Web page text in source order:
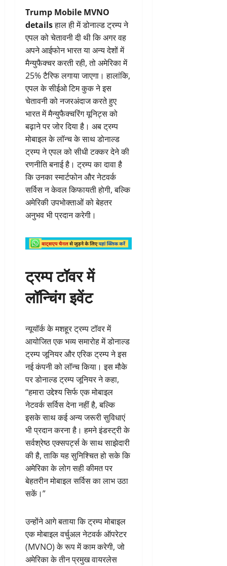
Trump Mobile MVNO
detailsहाल ही में डोनाल्ड ट्रम्प ने
एपल को चेतावनी दी थी कि अगर वह
अपने आईफोन भारत या अन्य देशों में
मैन्युफैक्चर करती रही, तो अमेरिका में
25% टैरिफ लगाया जाएगा। हालांकि,
एपल के सीईओ टिम कुक ने इस
चेतावनी को नजरअंदाज करते हुए
भारत में मैन्युफैक्चरिंग यूनिट्स को
बढ़ाने पर जोर दिया है। अब ट्रम्प
मोबाइल के लॉन्च के साथ डोनाल्ड
ट्रम्प ने एपल को सीधी टक्कर देने की
रणनीति बनाई है। ट्रम्प का दावा है
कि उनका स्मार्टफोन और नेटवर्क
सर्विस न केवल किफायती होगी, बल्कि
अमेरिकी उपभोक्ताओं को बेहतर
अनुभव भी प्रदान करेगी।
ट्रम्प टॉवर में
लॉन्चिंग इवेंट
न्यूयॉर्क के मशहूर ट्रम्प टॉवर में
आयोजित एक भव्य समारोह में डोनाल्ड
ट्रम्प जूनियर और एरिक ट्रम्प ने इस
नई कंपनी को लॉन्च किया। इस मौके
पर डोनाल्ड ट्रम्प जूनियर ने कहा,
“हमारा उद्देश्य सिर्फ एक मोबाइल
नेटवर्क सर्विस देना नहीं है, बल्कि
इसके साथ कई अन्य जरूरी सुविधाएं
भी प्रदान करना है। हमने इंडस्ट्री के
सर्वश्रेष्ठ एक्सपर्ट्स के साथ साझेदारी
की है, ताकि यह सुनिश्चित हो सके कि
अमेरिका के लोग सही कीमत पर
बेहतरीन मोबाइल सर्विस का लाभ उठा
सकें।”
उन्होंने आगे बताया कि ट्रम्प मोबाइल
एक मोबाइल वर्चुअल नेटवर्क ऑपरेटर
(MVNO) के रूप में काम करेगी, जो
अमेरिका के तीन प्रमुख वायरलेस